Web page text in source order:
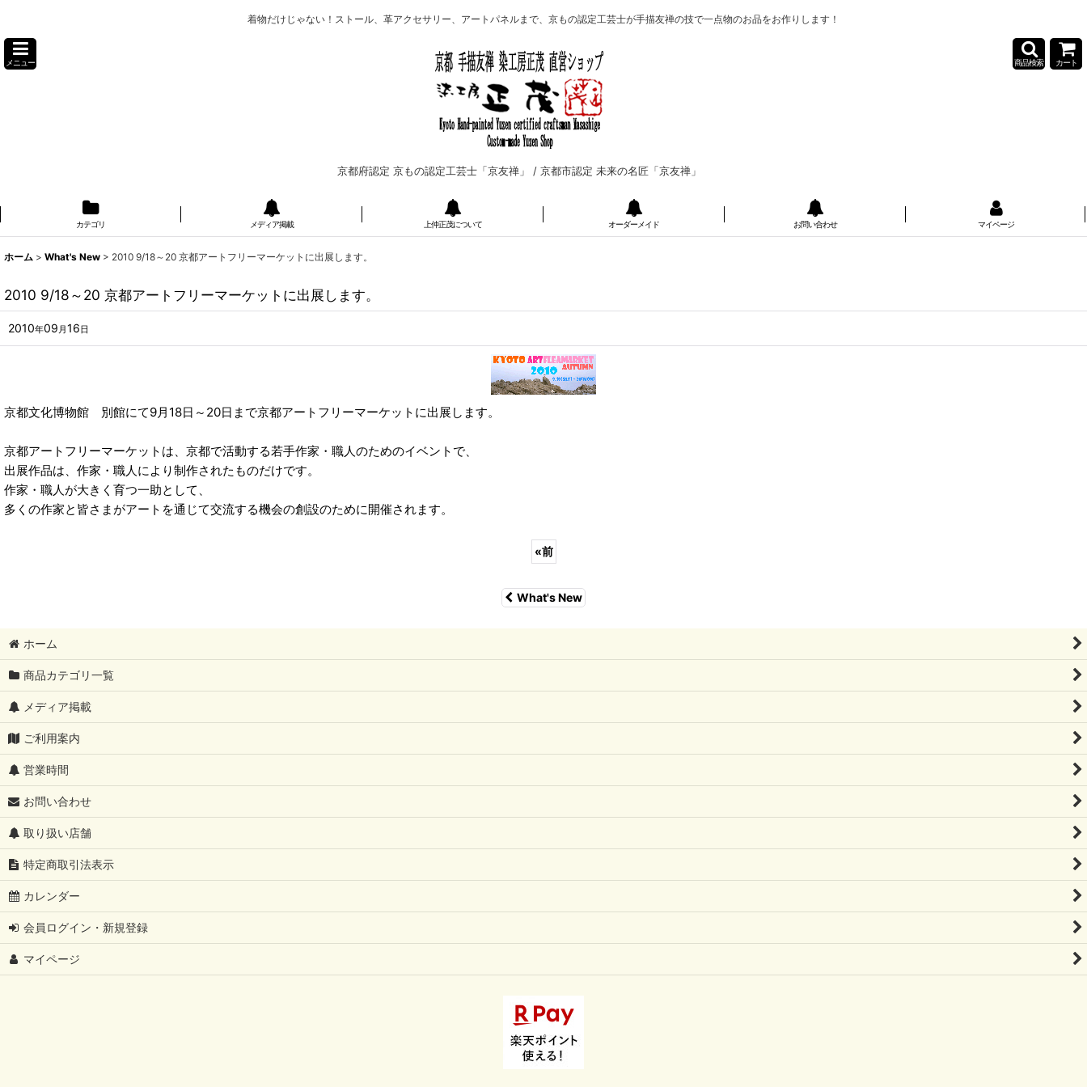
着物だけじゃない！ストール、革アクセサリー、アートパネルまで、京もの認定工芸士が手描友禅の技で一点物のお品をお作りします！
メニュー
京都府認定 京もの認定工芸士「京友禅」 / 京都市認定 未来の名匠「京友禅」
商品検索 カート
カテゴリ メディア掲載 上仲正茂について オーダーメイド お問い合わせ マイページ
ホーム > What's New > 2010 9/18～20 京都アートフリーマーケットに出展します。
2010 9/18～20 京都アートフリーマーケットに出展します。
2010年09 月16日
京都文化博物館 別館にて9月18日～20日まで京都アートフリーマーケットに出展します。
京都アートフリーマーケットは、京都で活動する若手作家・職人のためのイベントで、
出展作品は、作家・職人により制作されたものだけです。
作家・職人が大きく育つ一助として、
多くの作家と皆さまがアートを通じて交流する機会の創設のために開催されます。
«前
What's New
ホーム
商品カテゴリ一覧
メディア掲載
ご利用案内
営業時間
お問い合わせ
取り扱い店舗
特定商取引法表示
カレンダー
会員ログイン・新規登録
マイページ